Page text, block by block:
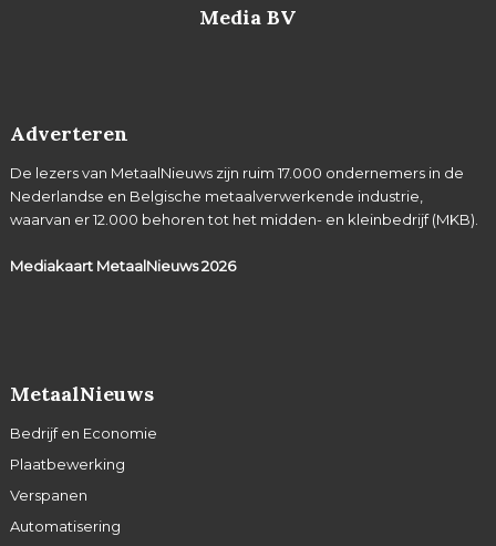
Media BV
Adverteren
De lezers van MetaalNieuws zijn ruim 17.000 ondernemers in de
Nederlandse en Belgische metaalverwerkende industrie,
waarvan er 12.000 behoren tot het midden- en kleinbedrijf (MKB).
Mediakaart MetaalNieuws2026
MetaalNieuws
Bedrijf en Economie
Plaatbewerking
Verspanen
Automatisering